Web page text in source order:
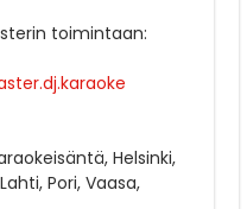
toimintaan:
Helsinki,
Pori, Vaasa,